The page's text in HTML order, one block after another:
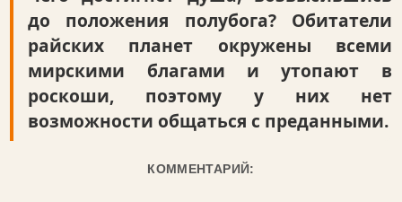
до положения полубога? Обитатели
райских планет окружены всеми
мирскими благами и утопают в
роскоши, поэтому у них нет
возможности общаться с преданными.
КОММЕНТАРИЙ: